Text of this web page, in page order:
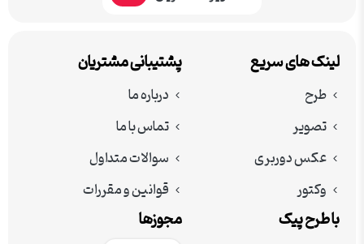
لینک های سریع
طرح
تصویر
عکس دوربری
وکتور
پشتیبانی مشتریان
درباره ما
تماس با ما
سوالات متداول
قوانین و مقررات
با طرح پیک مجوزها